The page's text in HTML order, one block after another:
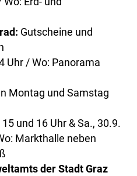
Gutscheine und
Uhr / Wo: Panorama
Montag und Samstag
und 16 Uhr & Sa., 30.9.
Markthalle neben
der Stadt Graz